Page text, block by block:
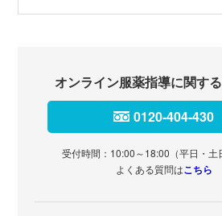
オンライン服薬指導に関す
0120-404-430
受付時間：10:00～18:00（平日・土
よくある質問はこちら